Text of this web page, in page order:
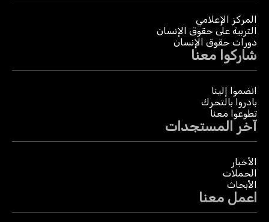
المركز الإعلامي
التربية على حقوق الإنسان
دورات حقوق الإنسان
شاركوا معنا
انضموا إلينا
بادروا بالتحرك
تطوعوا معنا
آخر المستجدات
الأخبار
الحملات
الأبحاث
اعمل معنا